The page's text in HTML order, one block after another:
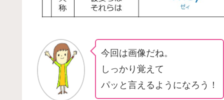
今回は画像だね。
しっかり覚えて
パッと言えるようになろう！